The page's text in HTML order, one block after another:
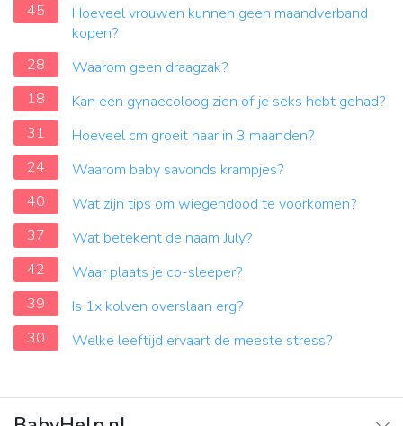
45
Hoeveel vrouwen kunnen geen maandverband
kopen?
28
Waarom geen draagzak?
18
Kan een gynaecoloog zien of je seks hebt gehad?
31
Hoeveel cm groeit haar in 3 maanden?
24
Waarom baby savonds krampjes?
40
Wat zijn tips om wiegendood te voorkomen?
37
Wat betekent de naam July?
42
Waar plaats je co-sleeper?
39
Is 1x kolven overslaan erg?
30
Welke leeftijd ervaart de meeste stress?